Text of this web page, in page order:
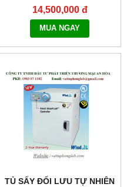
MODEL:THERMOSTABLE
SON-W155
14,500,000 đ
MUA NGAY
TỦ SẤY ĐỐI LƯU TỰ NHIÊN